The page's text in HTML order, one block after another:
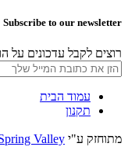
Subscribe to our newsletter
רוצים לקבל עדכונים על
עמוד הבית
תקנון
מתוחזק ע"י Valley